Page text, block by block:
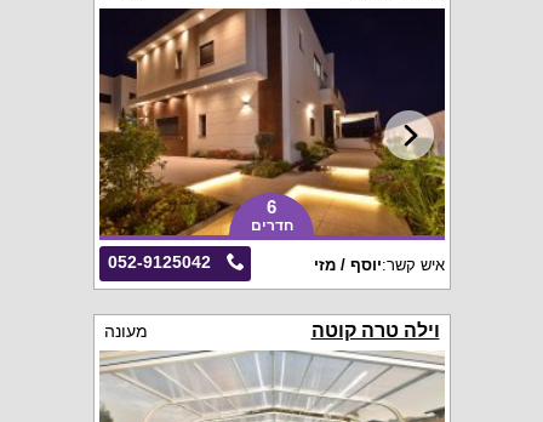
6
חדרים
052-9125042 איש קשר:יוסף / מזי
וילה טרה קוטה מעונה